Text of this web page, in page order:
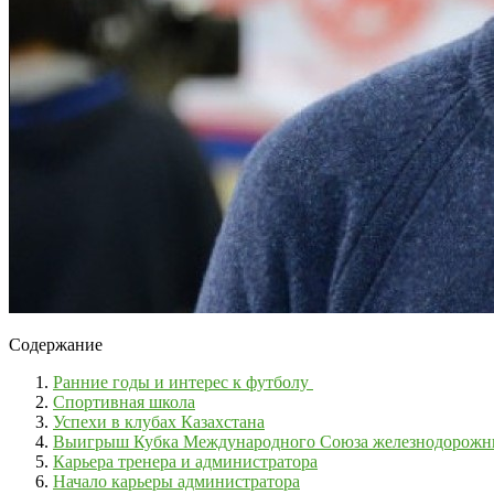
Содержание
Ранние годы и интерес к футболу
Спортивная школа
Успехи в клубах Казахстана
Выигрыш Кубка Международного Союза
Карьера тренера и администратора
Начало карьеры администратора